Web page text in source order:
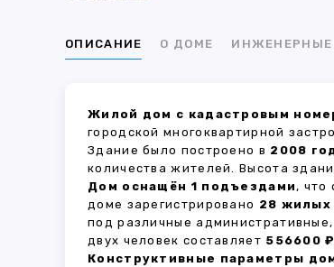
ОПИСАНИЕ О ДОМЕ ИНЖЕНЕРНЫЕ
Жилой дом с кадастровым
городской многоквартирной
Здание было построено в 2008
количества жителей. Высота
Дом оснащён 1 подъездами, что
доме зарегистрировано 28
под различные
двух человек составляет 556600 ₽
Конструктивные параметры